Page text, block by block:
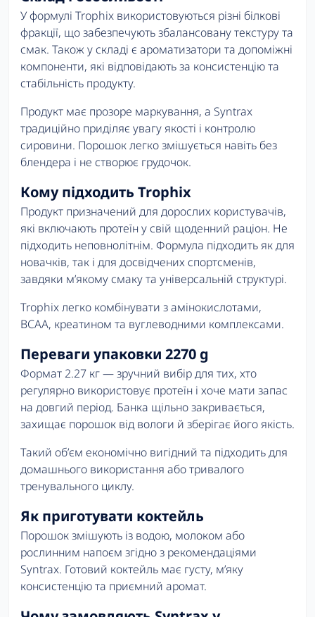
У формулі Trophix використовуються різні білкові
фракції, що забезпечують збалансовану текстуру та
смак. Також у складі є ароматизатори та допоміжні
компоненти, які відповідають за консистенцію та
стабільність продукту.
Продукт має прозоре маркування, а Syntrax
традиційно приділяє увагу якості і контролю
сировини. Порошок легко змішується навіть без
блендера і не створює грудочок.
Кому підходить Trophix
Продукт призначений для дорослих користувачів,
які включають протеїн у свій щоденний раціон. Не
підходить неповнолітнім. Формула підходить як для
новачків, так і для досвідчених спортсменів,
завдяки м’якому смаку та універсальній структурі.
Trophix легко комбінувати з амінокислотами,
BCAA, креатином та вуглеводними комплексами.
Переваги упаковки 2270 g
Формат 2.27 кг — зручний вибір для тих, хто
регулярно використовує протеїн і хоче мати запас
на довгий період. Банка щільно закривається,
захищає порошок від вологи й зберігає його якість.
Такий об’єм економічно вигідний та підходить для
домашнього використання або тривалого
тренувального циклу.
Як приготувати коктейль
Порошок змішують із водою, молоком або
рослинним напоєм згідно з рекомендаціями
Syntrax. Готовий коктейль має густу, м’яку
консистенцію та приємний аромат.